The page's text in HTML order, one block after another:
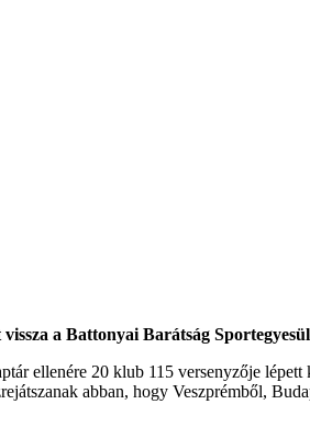
a Battonyai Barátság
ellenére 20 klub 115 versenyzője
abban, hogy Veszprémből,